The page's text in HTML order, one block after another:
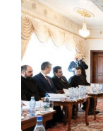
2013
2012
2011
2010
2009